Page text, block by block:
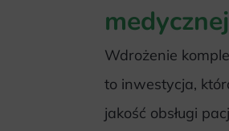
medycznej
Wdrożenie
to inwestycja,
jakość obsługi